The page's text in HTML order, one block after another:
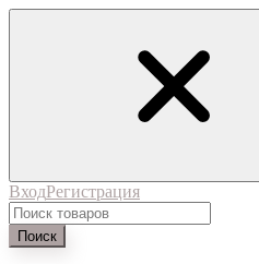
ВходРегистрация
Поиск